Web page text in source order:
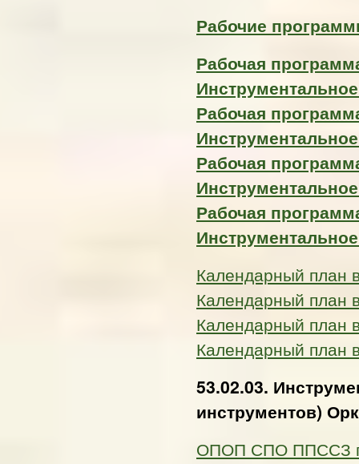
Рабочие
Рабочая
Рабочая
Рабочая
Рабочая
Календарный план
Календарный план
Календарный план
Календарный план
53.02.03.
инструментов)
ОПОП СПО ППССЗ